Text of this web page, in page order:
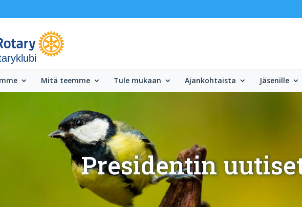
Mitä teemme Tule mukaan Ajankohtaista Jäsenille
Presidentin